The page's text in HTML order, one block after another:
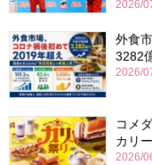
2026/
外食
3282
2026/
コメ
カリ
2026/